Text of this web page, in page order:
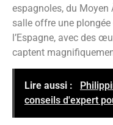
espagnoles, du Moyen
salle offre une
l’Espagne, avec des
captent
Lire aussi :
conseils d'expert